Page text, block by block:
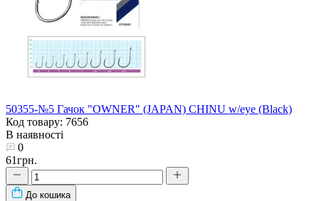
50355-№5 Гачок "OWNER" (JAPAN) CHINU w/eye (Black)
Код товару: 7656
В наявності
0
61грн.
До кошика